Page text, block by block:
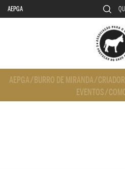
AEPGA
AEPGA/ BURRO DE MIRANDA/
EVENTOS/